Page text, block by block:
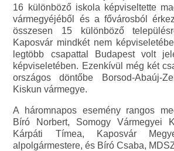
16 különböző iskola képviseltette
vármegyéjéből és a fővárosból
összesen 15 különböző
Kaposvár mindkét nem
legtöbb csapattal Budapest volt
képviseletében. Ezenkívül még két
országos döntőbe Borsod-Abaúj-
Kiskun vármegye.
A háromnapos esemény rangos
Bíró Norbert, Somogy Vármegyei
Kárpáti Tímea, Kaposvár
alpolgármestere, és Bíró Csaba,